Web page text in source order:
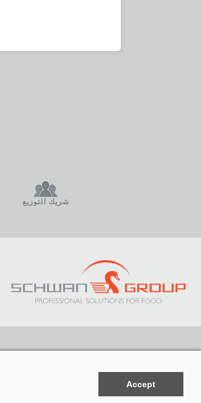
Accept
شريك التوزيع